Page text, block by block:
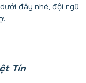
đây nhé, đội ngũ
Tín